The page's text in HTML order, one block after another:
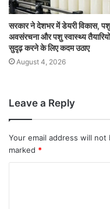
सरकार ने देशभर में डेयरी विकास,
अवसंरचना और पशु स्वास्थ्य
सुदृढ़ करने के लिए कदम उठाए
August 4, 2026
Leave a Reply
Your email address will not
marked *